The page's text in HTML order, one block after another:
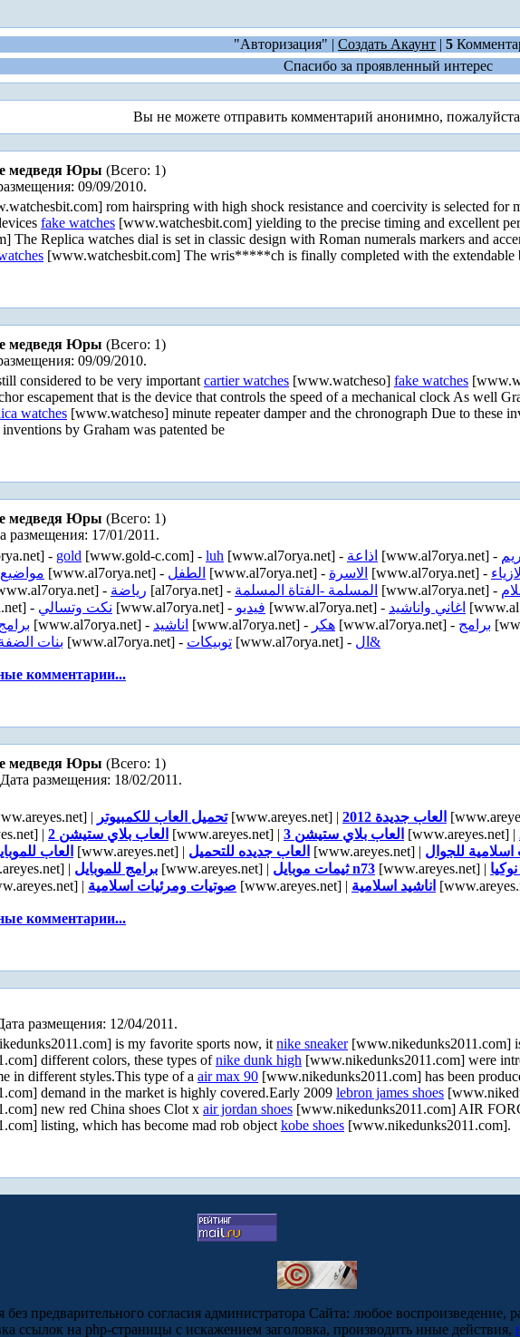
"Авторизация" | Создать Акаунт | 5
Спасибо за проявленный интерес
Вы не можете отправить комментарий анонимно, пожалуйста
медведя Юры (Всего: 1)
09/09/2010.
rom hairspring with high shock resistance and coercivity is selected for
fake watches [www.watchesbit.com] yielding to the precise timing and excellent
The Replica watches dial is set in classic design with Roman numerals markers and
[www.watchesbit.com] The wris*****ch is finally completed with the extendable
медведя Юры (Всего: 1)
09/09/2010.
considered to be very important cartier watches [www.watcheso] fake watches
escapement that is the device that controls the speed of a mechanical clock As well
watches [www.watcheso] minute repeater damper and the chronograph Due to these
by Graham was patented be
медведя Юры (Всего: 1)
размещения: 17/01/2011.
- gold [www.gold-c.com] - luh [www.al7orya.net] - اذاعة [www.al7orya.net] -
مواضيع [www.al7orya.net] - الطفل [www.al7orya.net] - الاسرة [www.al7orya.net] -
- رياضة [al7orya.net] - المسلمة -الفتاة المسلمة [www.al7orya.net] -
- نكت وتسالي [www.al7orya.net] - فيديو [www.al7orya.net] - اغاني واناشيد
[www.al7orya.net] - اناشيد [www.al7orya.net] - هكر [www.al7orya.net] - برامج
بنات [www.al7orya.net] - توبيكات [www.al7orya.net] - ال&
комментарии...
медведя Юры (Всего: 1)
размещения: 18/02/2011.
| تحميل العاب للكمبيوتر[www.areyes.net] | العاب جديدة 2012
| العاب بلاي ستيشن 2 [www.areyes.net] | العاب بلاي ستيشن 3 [www.areyes.net] |
العاب [www.areyes.net] | العاب جديده للتحميل [www.areyes.net] | للجوال
| برامج للموبايل [www.areyes.net] | ثيمات موبايل n73 [www.areyes.net] |
| صوتيات ومرئيات اسلامية [www.areyes.net] | اناشيد اسلامية
комментарии...
размещения: 12/04/2011.
is my favorite sports now, it nike sneaker[www.nikedunks2011.com]
different colors, these types ofnike dunk high [www.nikedunks2011.com] were
in different styles.This type of a air max 90 [www.nikedunks2011.com] has been
demand in the market is highly covered.Early 2009 lebron james shoes
new red China shoes Clot x air jordan shoes [www.nikedunks2011.com] AIR
listing, which has become mad rob object kobe shoes [www.nikedunks2011.com].
предварительного согласия администратора Сайта: любое воспроизведение,
ссылок на php-страницы с искажением заголовка, производить иные действия,